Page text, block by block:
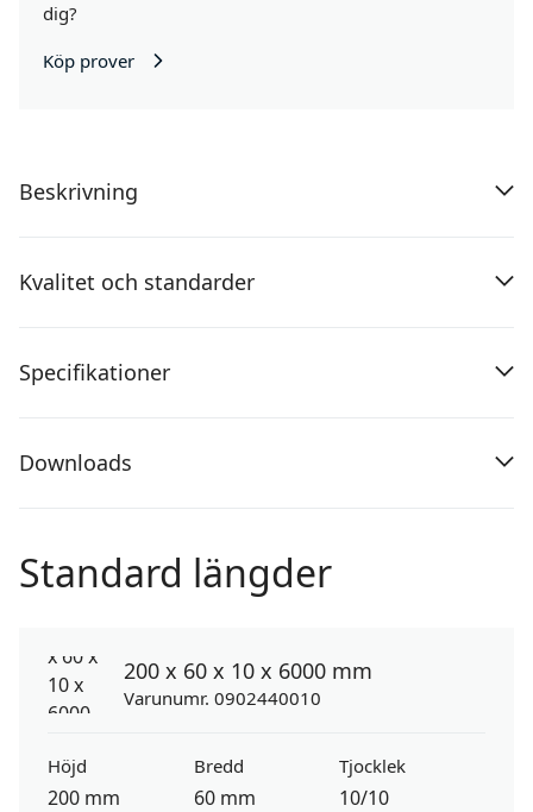
dig?
Köp prover
Beskrivning
Kvalitet och standarder
Specifikationer
Downloads
Standard längder
200 x 60 x 10 x 6000 mm
Varunumr. 0902440010
Höjd
200 mm
Bredd
60 mm
Tjocklek
10/10